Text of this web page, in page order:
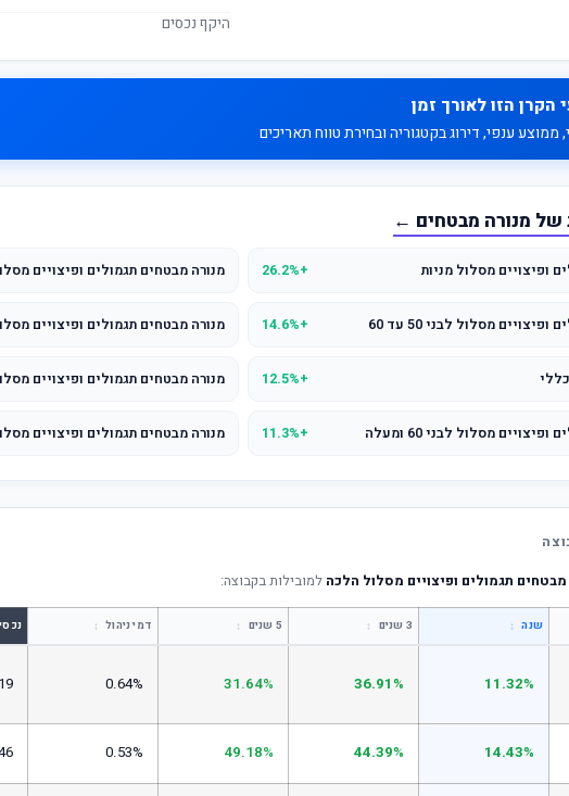
היקף נכסים
הקרן הזו לאורך זמן
ענפי, דירוג בקטגוריה ובחירת טווח תאריכים
של מנורה מבטחים ←
ופיצויים מסלול מניות +26.2% מנורה מבטחים תגמולים ופיצויים מסלול
מסלול לבני 50 עד 60 +14.6% מנורה מבטחים תגמולים ופיצויים
+12.5% מנורה מבטחים תגמולים ופיצויים
מסלול לבני 60 ומעלה +11.3% מנורה מבטחים תגמולים ופיצויים
מבטחים תגמולים ופיצויים מסלול הלכה למובילות בקבוצה:
שנה ↕ 3 שנים ↕ 5 שנים ↕ דמי ניהול ↕
11.32%
36.91%
31.64%
0.64%
14.43%
44.39%
49.18%
0.53%